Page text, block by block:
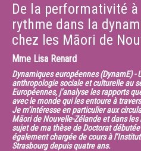
De la performativité
rythme dans la
chez les Māori de
Mme Lisa Renard
Dynamiques européennes (DynamE) -
anthropologie sociale et culturelle au
Européennes, j’analyse les rapports
avec le monde qui les entoure à
Je m’intéresse en particulier aux
Māori de Nouvelle-Zélande et dans
sujet de ma thèse de Doctorat
également chargée de cours à
Strasbourg depuis quatre ans.